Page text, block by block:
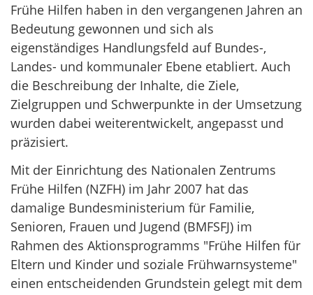
Frühe Hilfen haben in den vergangenen Jahren an
Bedeutung gewonnen und sich als
eigenständiges Handlungsfeld auf Bundes-,
Landes- und kommunaler Ebene etabliert. Auch
die Beschreibung der Inhalte, die Ziele,
Zielgruppen und Schwerpunkte in der Umsetzung
wurden dabei weiterentwickelt, angepasst und
präzisiert.
Mit der Einrichtung des Nationalen Zentrums
Frühe Hilfen (NZFH) im Jahr 2007 hat das
damalige Bundesministerium für Familie,
Senioren, Frauen und Jugend (BMFSFJ) im
Rahmen des Aktionsprogramms "Frühe Hilfen für
Eltern und Kinder und soziale Frühwarnsysteme"
einen entscheidenden Grundstein gelegt mit dem